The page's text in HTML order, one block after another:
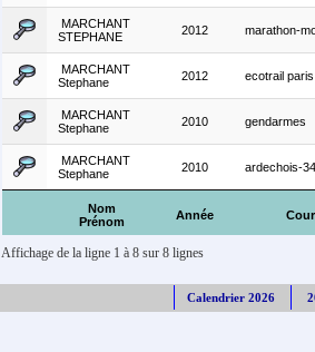
Nom
Prénom
Année
MARCHANT
STEPHANE
2012 marathon-
MARCHANT
Stephane
2012 ecotrail
MARCHANT
Stephane
2010 gendarmes
MARCHANT
Stephane
2010 ardechois-34
Affichage de la ligne 1 à 8 sur 8 lignes
Calendrier 2026